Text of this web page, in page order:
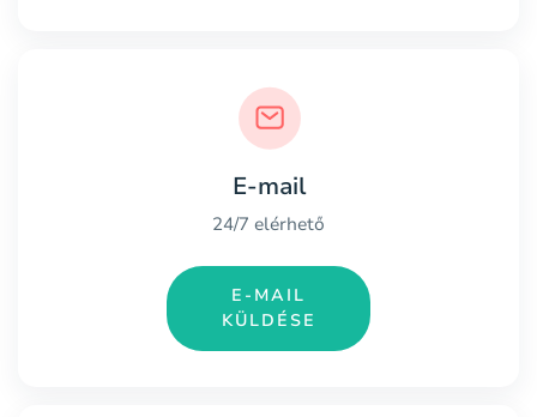
E-mail
24/7 elérhető
E-MAIL
KÜLDÉSE